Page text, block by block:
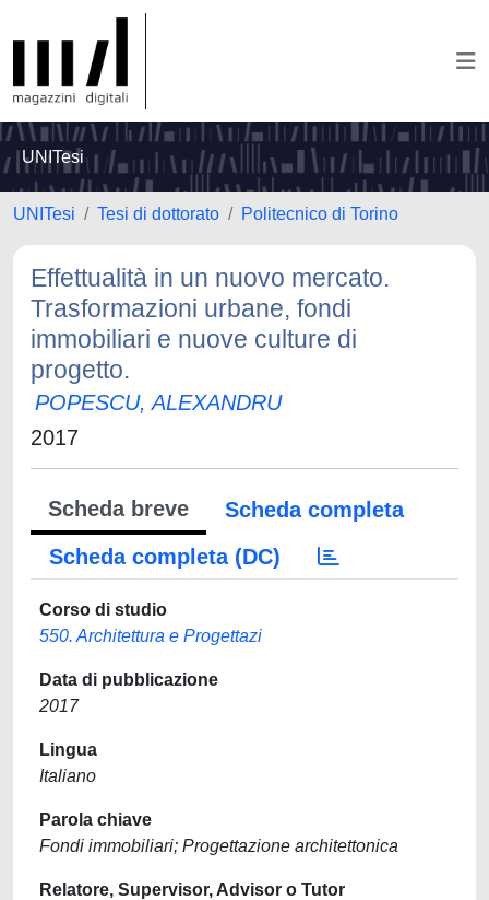
UNITesi
UNITesi Tesi di dottorato Politecnico di Torino
Effettualità in un nuovo mercato.
Trasformazioni urbane, fondi
immobiliari e nuove culture di
progetto.
POPESCU, ALEXANDRU
2017
Scheda breve
Scheda completa
Scheda completa (DC)
Corso di studio
550. Architettura e Progettazi
Data di pubblicazione
2017
Lingua
Italiano
Parola chiave
Fondi immobiliari; Progettazione architettonica
Relatore, Supervisor, Advisor o Tutor